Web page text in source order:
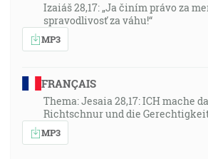
Izaiáš 28,17: „Ja činím právo za
spravodlivosť za váhu!“
MP3
FRANÇAIS
Thema: Jesaia 28,17: ICH mache
Richtschnur und die
MP3